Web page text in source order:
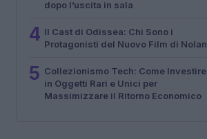
dopo l’uscita in sala
4 Il Cast di Odissea: Chi Sono i
Protagonisti del Nuovo Film di Nolan
5 Collezionismo Tech: Come Investire
in Oggetti Rari e Unici per
Massimizzare il Ritorno Economico